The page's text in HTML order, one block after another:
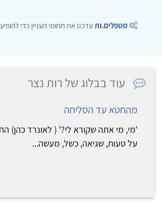
מטפלים.ותעדכנו את תחומי העניין כדי
עוד בבלוג של רות נצר
מהחטא עד הסליחה
'מי, מי אתה שקורא לי?' ( לאונרד כהן)
על טעות, שגיאה, כשל, מעשה...